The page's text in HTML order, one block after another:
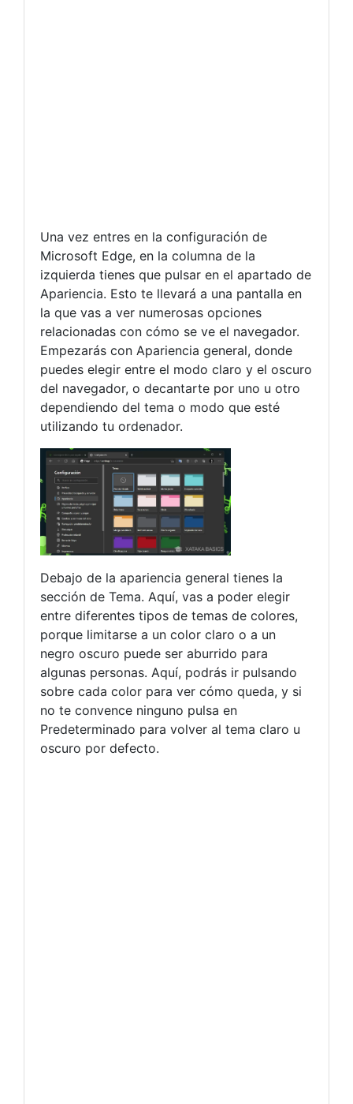
Una vez entres en la configuración de
Microsoft Edge, en la columna de la
izquierda tienes que pulsar en el apartado de
Apariencia. Esto te llevará a una pantalla en
la que vas a ver numerosas opciones
relacionadas con cómo se ve el navegador.
Empezarás con Apariencia general, donde
puedes elegir entre el modo claro y el oscuro
del navegador, o decantarte por uno u otro
dependiendo del tema o modo que esté
utilizando tu ordenador.
Debajo de la apariencia general tienes la
sección de Tema. Aquí, vas a poder elegir
entre diferentes tipos de temas de colores,
porque limitarse a un color claro o a un
negro oscuro puede ser aburrido para
algunas personas. Aquí, podrás ir pulsando
sobre cada color para ver cómo queda, y si
no te convence ninguno pulsa en
Predeterminado para volver al tema claro u
oscuro por defecto.